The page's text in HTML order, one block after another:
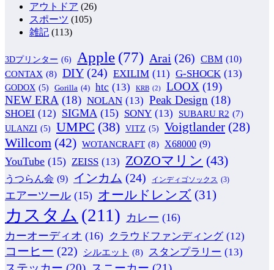
アウトドア (26)
スポーツ (105)
雑記 (113)
3Dプリンター (6) Apple (77) Arai (26) CBM (10)
CONTAX (8) DIY (24) EXILIM (11) G-SHOCK (13)
GODOX (5) Gorilla (4) htc (13) KRB (2) LOOX (19)
NEW ERA (18) NOLAN (13) Peak Design (18)
SHOEI (12) SIGMA (15) SONY (13) SUBARU R2 (7)
ULANZI (5) UMPC (38) VITZ (5) Voigtlander (28)
Willcom (42) WOTANCRAFT (8) X68000 (9)
YouTube (15) ZEISS (13) ZOZOマリン (43)
うつらん会 (9) インカム (24) インディゴソックス (3)
エアーツール (15) オールドレンズ (31)
カスタム (211) カレー (16)
カーオーディオ (16) クラウドファンディング (12)
コーヒー (22) シルエット (8) スタンプラリー (13)